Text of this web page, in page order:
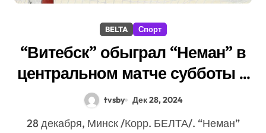
BELTA Спорт
“Витебск” обыграл “Неман” в
центральном матче субботы в
экстралиге
tvsby Дек 28, 2024
28 декабря, Минск /Корр. БЕЛТА/. “Неман”